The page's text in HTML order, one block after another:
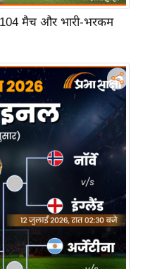
मैच और भारी-भरकम